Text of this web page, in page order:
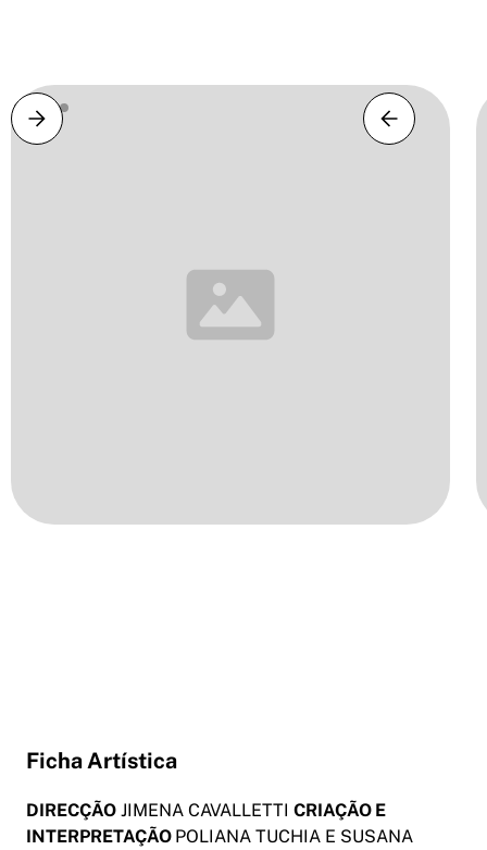
Ficha Artística
DIRECÇÃO JIMENA CAVALLETTI CRIAÇÃO E
INTERPRETAÇÃO POLIANA TUCHIA E SUSANA